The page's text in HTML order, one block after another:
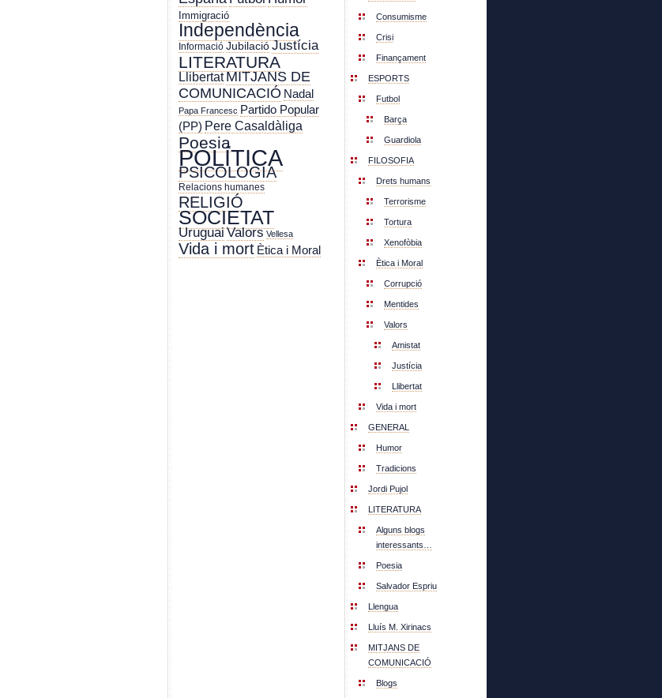
Immigració
Independència
Informació JubilacióJustícia
LITERATURA
LlibertatMITJANS DE
COMUNICACIÓ Nadal
Papa Francesc Partido Popular
(PP) Pere Casaldàliga
Poesia
POLÍTICA
PSICOLOGIA
Relacions humanes
RELIGIÓ
SOCIETAT
Uruguai Valors Vellesa
Vida i mort Ètica i Moral
Consumisme
Crisi
Finançament
ESPORTS
Futbol
Barça
Guardiola
FILOSOFIA
Drets humans
Terrorisme
Tortura
Xenofòbia
Ètica i Moral
Corrupció
Mentides
Valors
Amistat
Justícia
Llibertat
Vida i mort
GENERAL
Humor
Tradicions
Jordi Pujol
LITERATURA
Alguns blogs
interessants…
Poesia
Salvador Espriu
Llengua
Lluís M. Xirinacs
MITJANS DE
COMUNICACIÓ
Blogs